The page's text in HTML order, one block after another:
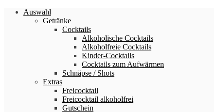
Auswahl
Getränke
Cocktails
Alkoholische Cocktails
Alkoholfreie Cocktails
Kinder-Cocktails
Cocktails zum Aufwärmen
Schnäpse / Shots
Extras
Freicocktail
Freicocktail alkoholfrei
Gutschein